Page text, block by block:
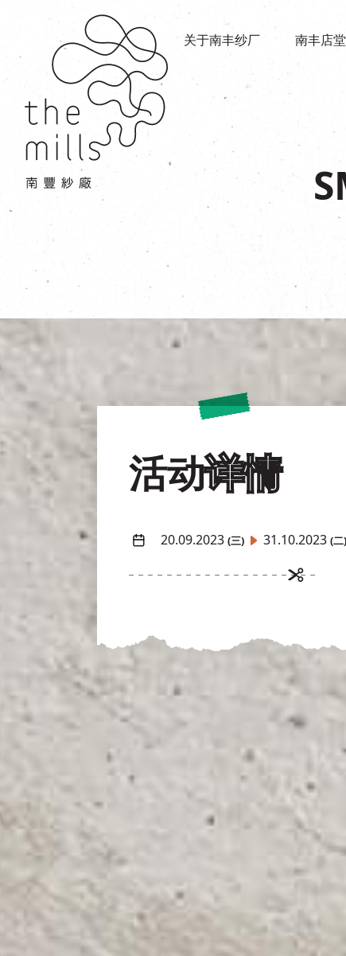
关于南丰纱厂
传承与历史
愿景
媒体中心
南丰店堂
商店
活动详情
20.09.2023 (三) 31.10.2023 (二)